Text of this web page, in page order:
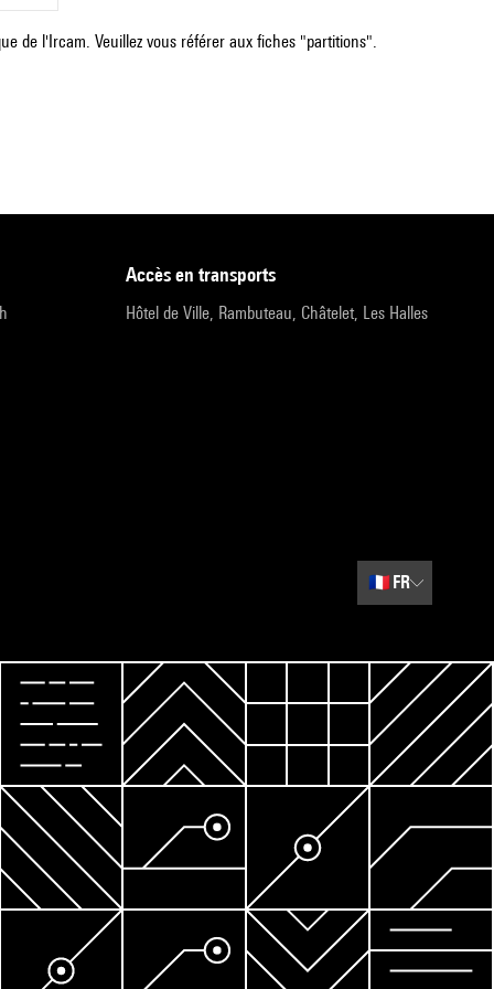
de l'Ircam. Veuillez vous référer aux fiches "partitions".
accès en transports
Hôtel de Ville, Rambuteau, Châtelet, Les Halles
🇫🇷 FR